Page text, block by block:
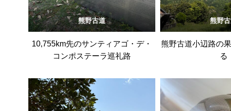
熊野古道
10,755km先のサンティアゴ・デ・
コンポステーラ巡礼路
熊野
熊野古道小辺路の
る